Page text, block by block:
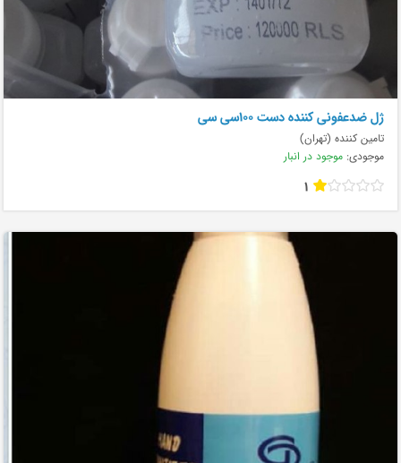
ژل ضدعفونی کننده دست ۱۰۰سی سی
تامین کننده (تهران)
موجودی: موجود در انبار
1